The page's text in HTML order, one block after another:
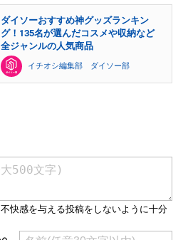
ダイソーおすすめ神グッズランキン
グ！135名が選んだコスメや収納など
全ジャンルの人気商品
イチオシ編集部 ダイソー部